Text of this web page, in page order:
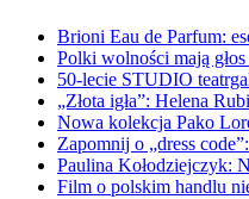
Brioni Eau de Parfum:
Polki wolności mają
50-lecie STUDIO
„Złota igła”: Helena
Nowa kolekcja Pako
Zapomnij o „dress
Paulina Kołodziejczyk:
Film o polskim handlu